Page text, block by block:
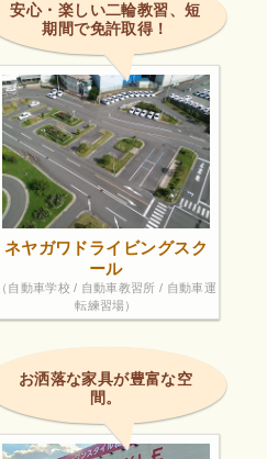
安心・楽しい二輪教習、短
期間で免許取得！
ネヤガワドライビングスク
ール
（自動車学校 / 自動車教習所 / 自動車運
転練習場）
お洒落な家具が豊富な空
間。